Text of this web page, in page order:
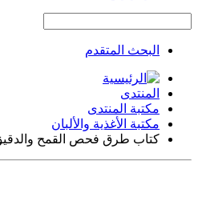
البحث المتقدم
المنتدى
مكتبة المنتدى
مكتبة الأغذية والألبان
كتاب طرق فحص القمح